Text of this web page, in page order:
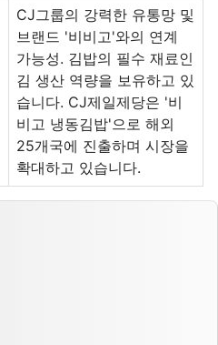
CJ그룹의 강력한 유통망 및
브랜드 '비비고'와의 연계
가능성. 김밥의 필수 재료인
김 생산 역량을 보유하고 있
습니다. CJ제일제당은 '비
비고 냉동김밥'으로 해외
25개국에 진출하며 시장을
확대하고 있습니다.